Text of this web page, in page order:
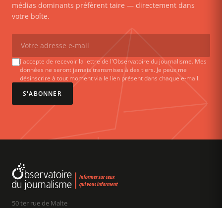
médias dominants préfèrent taire — directement dans
votre boîte.
J'accepte de recevoir la lettre de l'Observatoire du journalisme. Mes
données ne seront jamais transmises à des tiers. Je peux me
désinscrire à tout moment via le lien présent dans chaque e-mail.
S'ABONNER
50 ter rue de Malte